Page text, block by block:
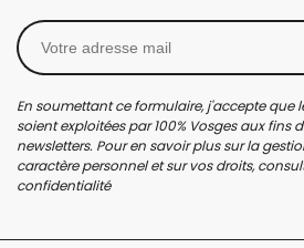
En soumettant ce formulaire, j'accepte que
soient exploitées par 100% Vosges aux fins
newsletters. Pour en savoir plus sur la
caractère personnel et sur vos droits,
confidentialité